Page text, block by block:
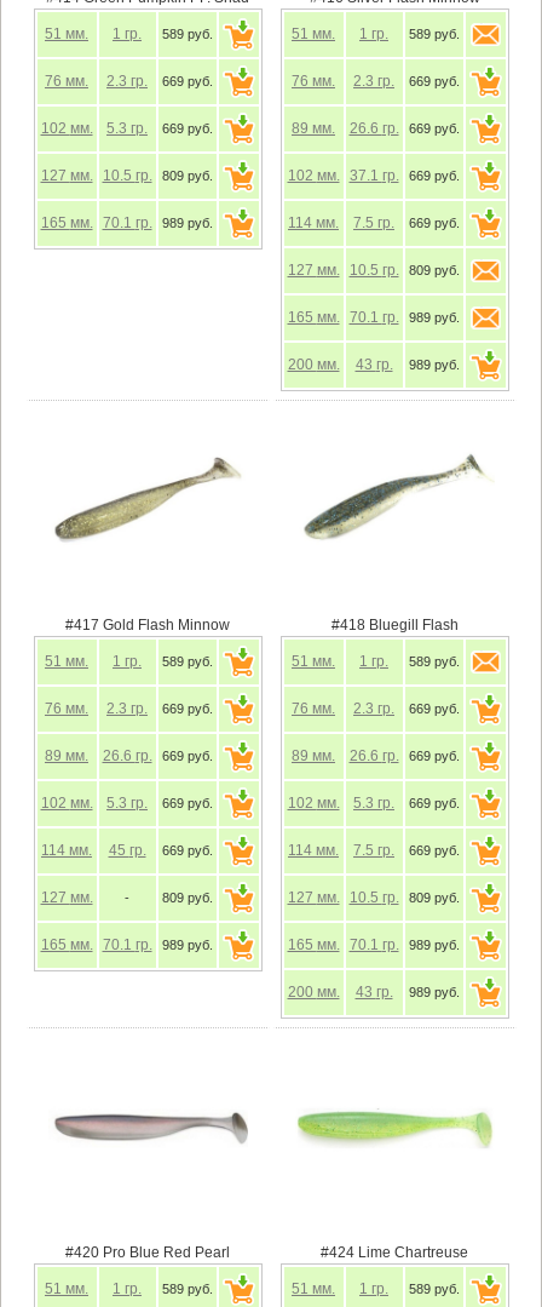
51 мм. 1 гр. 589 руб.
76 мм. 2.3 гр. 669 руб.
102 мм. 5.3 гр. 669 руб.
127 мм. 10.5 гр. 809 руб.
165 мм. 70.1 гр. 989 руб.
51 мм. 1 гр. 589 руб.
76 мм. 2.3 гр. 669 руб.
89 мм. 26.6 гр. 669 руб.
102 мм. 37.1 гр. 669 руб.
114 мм. 7.5 гр. 669 руб.
127 мм. 10.5 гр. 809 руб.
165 мм. 70.1 гр. 989 руб.
200 мм. 43 гр. 989 руб.
#417 Gold Flash Minnow
51 мм. 1 гр. 589 руб.
76 мм. 2.3 гр. 669 руб.
89 мм. 26.6 гр. 669 руб.
102 мм. 5.3 гр. 669 руб.
114 мм. 45 гр. 669 руб.
127 мм. - 809 руб.
165 мм. 70.1 гр. 989 руб.
#418 Bluegill Flash
51 мм. 1 гр. 589 руб.
76 мм. 2.3 гр. 669 руб.
89 мм. 26.6 гр. 669 руб.
102 мм. 5.3 гр. 669 руб.
114 мм. 7.5 гр. 669 руб.
127 мм. 10.5 гр. 809 руб.
165 мм. 70.1 гр. 989 руб.
200 мм. 43 гр. 989 руб.
#420 Pro Blue Red Pearl
51 мм. 1 гр. 589 руб.
#424 Lime Chartreuse
51 мм. 1 гр. 589 руб.